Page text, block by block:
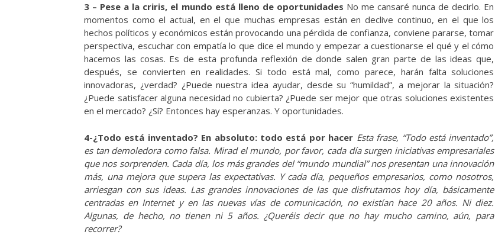
3 – Pese a la criris, el mundo está lleno de oportunidades No me cansaré nunca de decirlo. En
momentos como el actual, en el que muchas empresas están en declive continuo, en el que los
hechos políticos y económicos están provocando una pérdida de confianza, conviene pararse, tomar
perspectiva, escuchar con empatía lo que dice el mundo y empezar a cuestionarse el qué y el cómo
hacemos las cosas. Es de esta profunda reflexión de donde salen gran parte de las ideas que,
después, se convierten en realidades. Si todo está mal, como parece, harán falta soluciones
innovadoras, ¿verdad? ¿Puede nuestra idea ayudar, desde su “humildad”, a mejorar la situación?
¿Puede satisfacer alguna necesidad no cubierta? ¿Puede ser mejor que otras soluciones existentes
en el mercado? ¿Sí? Entonces hay esperanzas. Y oportunidades.
4-¿Todo está inventado? En absoluto: todo está por hacer Esta frase, “Todo está inventado”,
es tan demoledora como falsa. Mirad el mundo, por favor, cada día surgen iniciativas empresariales
que nos sorprenden. Cada día, los más grandes del “mundo mundial” nos presentan una innovación
más, una mejora que supera las expectativas. Y cada día, pequeños empresarios, como nosotros,
arriesgan con sus ideas. Las grandes innovaciones de las que disfrutamos hoy día, básicamente
centradas en Internet y en las nuevas vías de comunicación, no existían hace 20 años. Ni diez.
Algunas, de hecho, no tienen ni 5 años. ¿Queréis decir que no hay mucho camino, aún, para
recorrer?